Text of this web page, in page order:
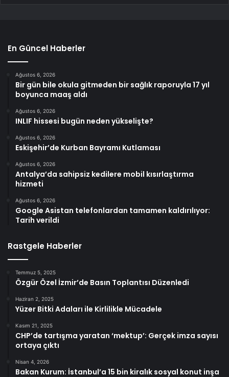
En Güncel Haberler
Ağustos 6, 2026
Bir gün bile okula gitmeden bir sağlık raporuyla 17 yıl
boyunca maaş aldı
Ağustos 6, 2026
INLIF hissesi bugün neden yükselişte?
Ağustos 6, 2026
Eskişehir’de Kurban Bayramı Kutlaması
Ağustos 6, 2026
Antalya’da sahipsiz kedilere mobil kısırlaştırma
hizmeti
Ağustos 6, 2026
Google Asistan telefonlardan tamamen kaldırılıyor:
Tarih verildi
Rastgele Haberler
Temmuz 5, 2025
Özgür Özel İzmir’de Basın Toplantısı Düzenledi
Haziran 2, 2025
Yüzer Bitki Adaları ile Kirlilikle Mücadele
Kasım 21, 2025
CHP’de tartışma yaratan ‘mektup’: Gerçek imza sayısı
ortaya çıktı
Nisan 4, 2026
Bakan Kurum: İstanbul’a 15 bin kiralık sosyal konut inşa